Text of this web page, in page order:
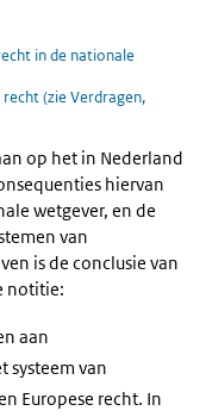
in de nationale
(zie Verdragen,
op het in Nederland
hiervan
wetgever, en de
van
is de conclusie van
notitie:
aan
systeem van
Europese recht. In